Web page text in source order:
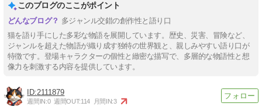
このブログのここがポイント
多ジャンル交錯の創作性と語り口
猫を語り手にした多彩な物語を展開しています。歴史、災害、冒険など、
ジャンルを超えた物語が織り成す独特の世界観と、親しみやすい語り口が
特徴です。登場キャラクターの個性と緻密な描写で、多層的な物語性と想
像力を刺激する内容を提供しています。
2111879
週間IN:0 週間OUT:114 月間IN:3